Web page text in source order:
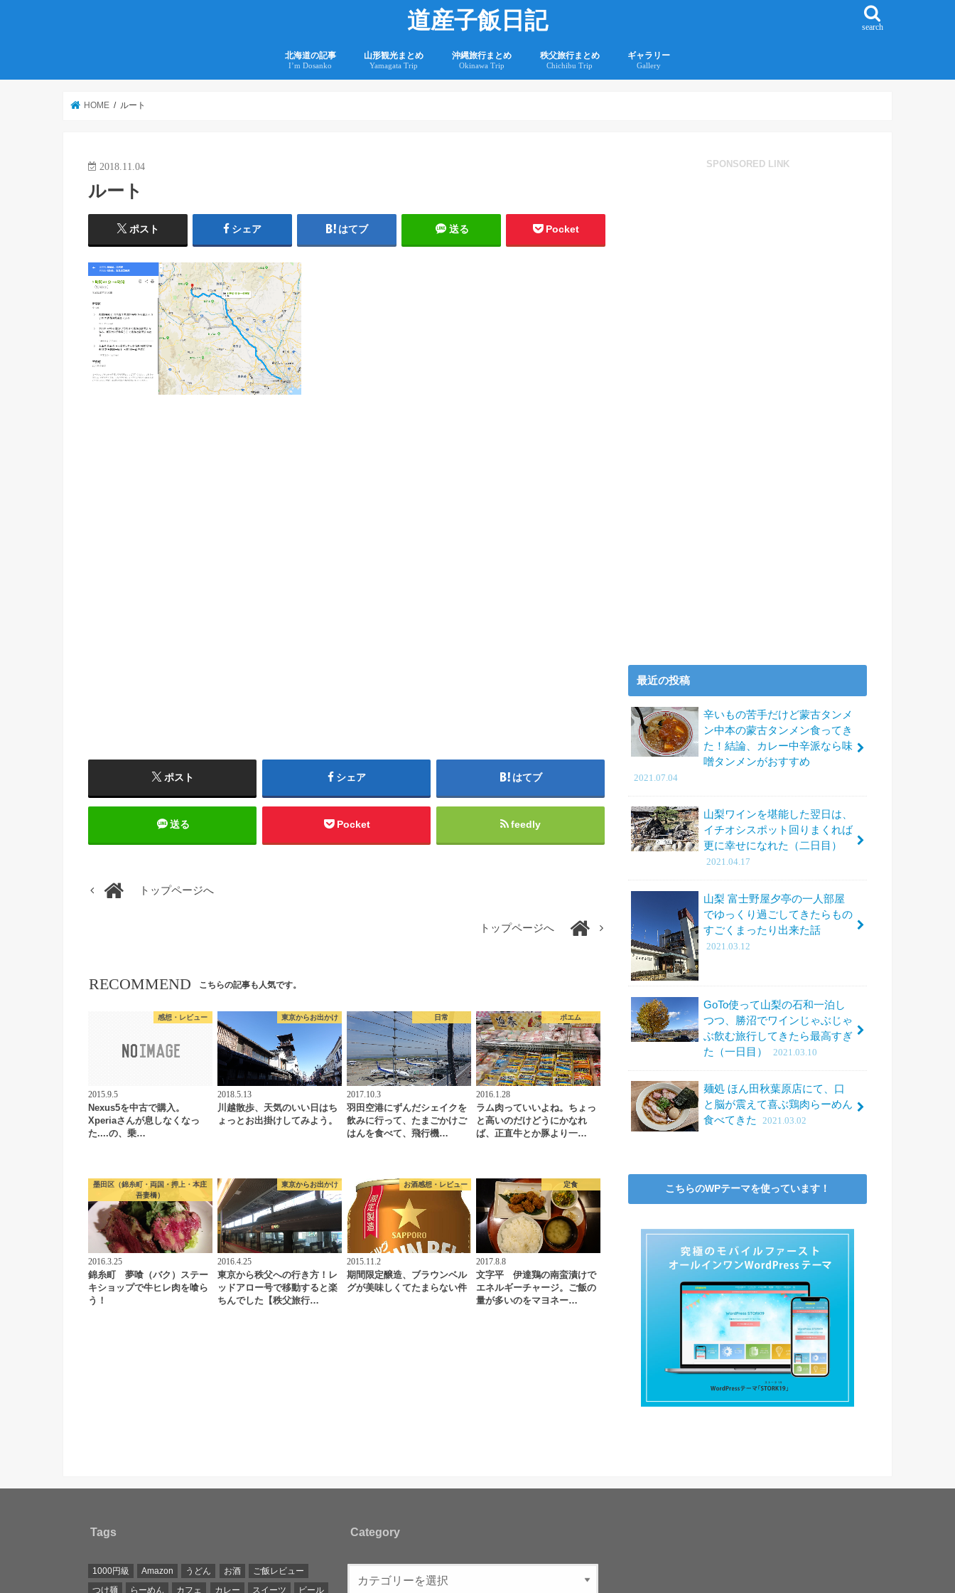
道産子飯日記 search
北海道の記事
I’m Dosanko
山形観光まとめ
Yamagata Trip
沖縄旅行まとめ
Okinawa Trip
秩父旅行まとめ
Chichibu Trip
ギャラリー
Gallery
HOME ルート
2018.11.04
ルート
ポスト シェア はてブ 送る Pocket
ポスト シェア はてブ
送る Pocket feedly
トップページへ
トップページへ
RECOMMEND こちらの記事も人気です。
感想・レビュー
2015.9.5
Nexus5を中古で購入。
Xperiaさんが息しなくなっ
た....の、乗…
東京からお出かけ
2018.5.13
川越散歩、天気のいい日はち
ょっとお出掛けしてみよう。
日常
2017.10.3
羽田空港にずんだシェイクを
飲みに行って、たまごかけご
はんを食べて、飛行機…
ポエム
2016.1.28
ラム肉っていいよね。ちょっ
と高いのだけどうにかなれ
ば、正直牛とか豚より一…
墨田区（錦糸町・両国・押上・本庄
吾妻橋）
2016.3.25
錦糸町 夢喰（バク）ステー
キショップで牛ヒレ肉を喰ら
う！
東京からお出かけ
2016.4.25
東京から秩父への行き方！レ
ッドアロー号で移動すると楽
ちんでした【秩父旅行…
お酒感想・レビュー
2015.11.2
期間限定醸造、ブラウンベル
グが美味しくてたまらない件
定食
2017.8.8
文字平 伊達鶏の南蛮漬けで
エネルギーチャージ。ご飯の
量が多いのをマヨネー…
SPONSORED LINK
最近の投稿
辛いもの苦手だけど蒙古タンメ
ン中本の蒙古タンメン食ってき
た！結論、カレー中辛派なら味
噌タンメンがおすすめ
2021.07.04
山梨ワインを堪能した翌日は、
イチオシスポット回りまくれば
更に幸せになれた（二日目）
2021.04.17
山梨 富士野屋夕亭の一人部屋
でゆっくり過ごしてきたらもの
すごくまったり出来た話
2021.03.12
GoTo使って山梨の石和一泊し
つつ、勝沼でワインじゃぶじゃ
ぶ飲む旅行してきたら最高すぎ
た（一日目）
2021.03.10
麺処 ほん田秋葉原店にて、口
と脳が震えて喜ぶ鶏肉らーめん
食べてきた
2021.03.02
こちらのWPテーマを使っています！
Tags
1000円級 Amazon うどん お酒
ご飯レビュー
つけ麺
らーめん カフェ カレー スイーツ ビール
Category